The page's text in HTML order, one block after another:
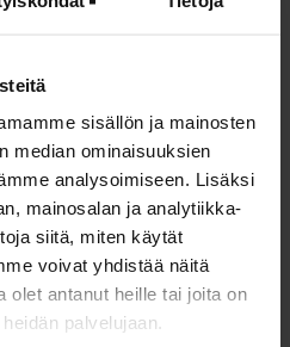
sisällön ja mainosten
median ominaisuuksien
analysoimiseen. Lisäksi
mainosalan ja analytiikka-
siitä, miten käytät
voivat yhdistää näitä
olet antanut heille tai joita on
palvelujaan.
on rajattu
jäsenyritysten
sisään